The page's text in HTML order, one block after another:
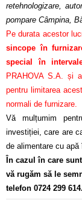
retehnologizare,
pompare Câmpina,
Pe durata acestor
sincope în
special în
PRAHOVA S.A. și
pentru limitarea
normali de furnizare.
Vă mulțumim
investiției, care are
de alimentare cu apă
În cazul în care
vă rugăm să le
telefon 0724 299 614.